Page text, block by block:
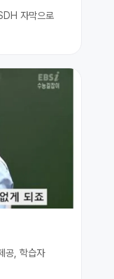
자막으로
공, 학습자